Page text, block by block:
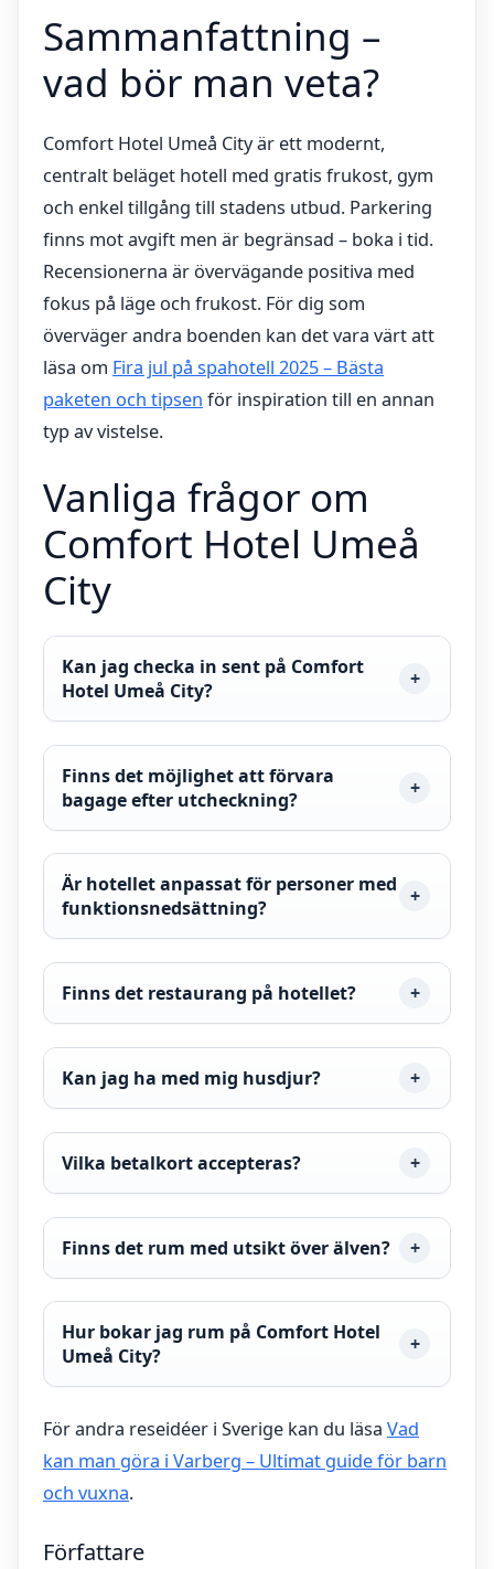
Sammanfattning –
vad bör man veta?
Comfort Hotel Umeå City är ett modernt,
centralt beläget hotell med gratis frukost, gym
och enkel tillgång till stadens utbud. Parkering
finns mot avgift men är begränsad – boka i tid.
Recensionerna är övervägande positiva med
fokus på läge och frukost. För dig som
överväger andra boenden kan det vara värt att
läsa om Fira jul på spahotell 2025 – Bästa
paketen och tipsen för inspiration till en annan
typ av vistelse.
Vanliga frågor om
Comfort Hotel Umeå
City
Kan jag checka in sent på Comfort
Hotel Umeå City?
Finns det möjlighet att förvara
bagage efter utcheckning?
Är hotellet anpassat för personer med
funktionsnedsättning?
Finns det restaurang på hotellet?
Kan jag ha med mig husdjur?
Vilka betalkort accepteras?
Finns det rum med utsikt över älven?
Hur bokar jag rum på Comfort Hotel
Umeå City?
För andra reseidéer i Sverige kan du läsa Vad
kan man göra i Varberg – Ultimat guide för barn
och vuxna.
Författare